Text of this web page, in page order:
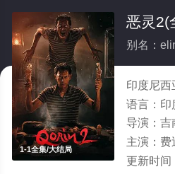
1-1全集/大结局
恶灵2(
别名：
印度尼西
语言： 印
导演： 吉
主演： 费迪
更新时间